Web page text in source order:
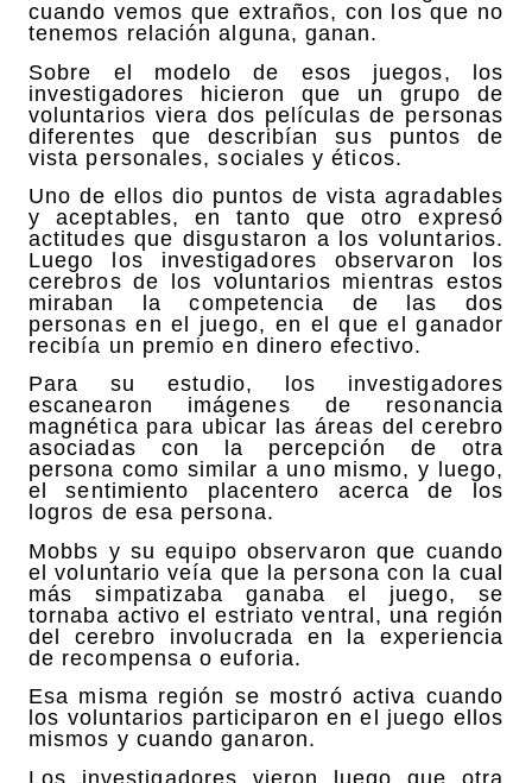
cuando vemos que extraños, con los que no
tenemos relación alguna, ganan.
Sobre el modelo de esos juegos, los
investigadores hicieron que un grupo de
voluntarios viera dos películas de personas
diferentes que describían sus puntos de
vista personales, sociales y éticos.
Uno de ellos dio puntos de vista agradables
y aceptables, en tanto que otro expresó
actitudes que disgustaron a los voluntarios.
Luego los investigadores observaron los
cerebros de los voluntarios mientras estos
miraban la competencia de las dos
personas en el juego, en el que el ganador
recibía un premio en dinero efectivo.
Para su estudio, los investigadores
escanearon imágenes de resonancia
magnética para ubicar las áreas del cerebro
asociadas con la percepción de otra
persona como similar a uno mismo, y luego,
el sentimiento placentero acerca de los
logros de esa persona.
Mobbs y su equipo observaron que cuando
el voluntario veía que la persona con la cual
más simpatizaba ganaba el juego, se
tornaba activo el estriato ventral, una región
del cerebro involucrada en la experiencia
de recompensa o euforia.
Esa misma región se mostró activa cuando
los voluntarios participaron en el juego ellos
mismos y cuando ganaron.
Los investigadores vieron luego que otra